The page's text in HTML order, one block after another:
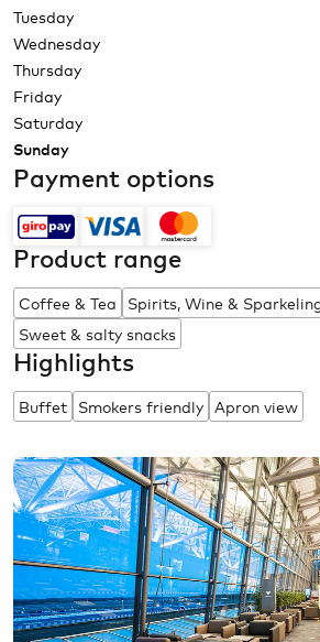
Tuesday
Wednesday
Thursday
Friday
Saturday
Sunday
Payment options
Product range
Coffee & Tea
Spirits, Wine &
Sweet & salty snacks
Highlights
Buffet Smokers friendly Apron view